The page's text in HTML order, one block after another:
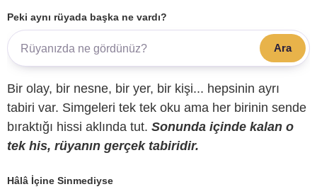
Peki aynı rüyada başka ne vardı?
Ara
Bir olay, bir nesne, bir yer, bir kişi... hepsinin ayrı
tabiri var. Simgeleri tek tek oku ama her birinin sende
bıraktığı hissi aklında tut. Sonunda içinde kalan o
tek his, rüyanın gerçek tabiridir.
Hâlâ İçine Sinmediyse